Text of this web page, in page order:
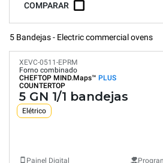
COMPARAR
5 Bandejas - Electric commercial ovens
XEVC-0511-EPRM
Forno combinado
CHEFTOP MIND.Maps™ PLUS
COUNTERTOP
5 GN 1/1 bandejas
Elétrico
Painel Digital